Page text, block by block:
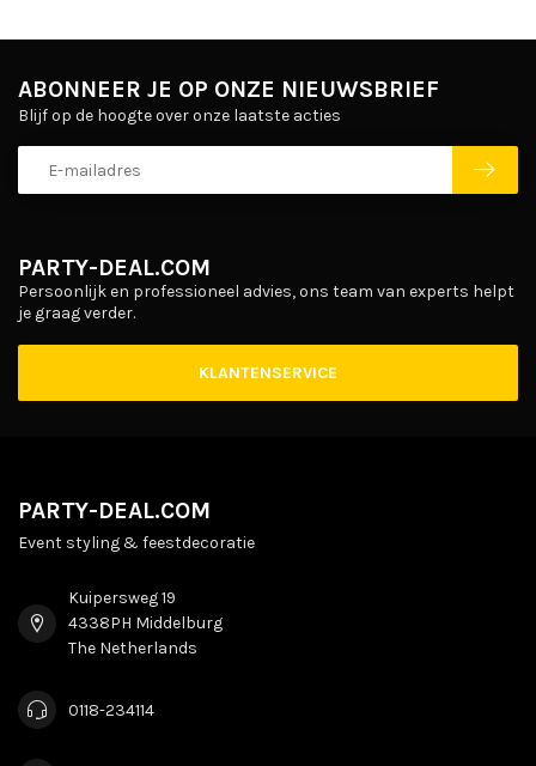
PARTY-DEAL.COM
Persoonlijk en professioneel advies, ons team van experts helpt
je graag verder.
KLANTENSERVICE
ABONNEER JE OP ONZE NIEUWSBRIEF
Blijf op de hoogte over onze laatste acties
PARTY-DEAL.COM
Event styling & feestdecoratie
Kuipersweg 19
4338PH Middelburg
The Netherlands
0118-234114